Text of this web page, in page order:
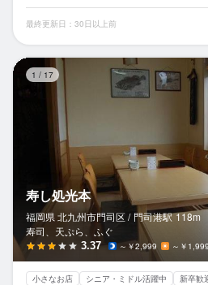
最終更新日：30日以上前
1 / 17
寿し処光本
福岡県 北九州市門司区 / 門司港駅 118m
寿司、天ぷら、ふぐ
3.37 ～￥2,999 ～￥1,999
小さなお店 シニア・ミドル活躍中 新卒歓